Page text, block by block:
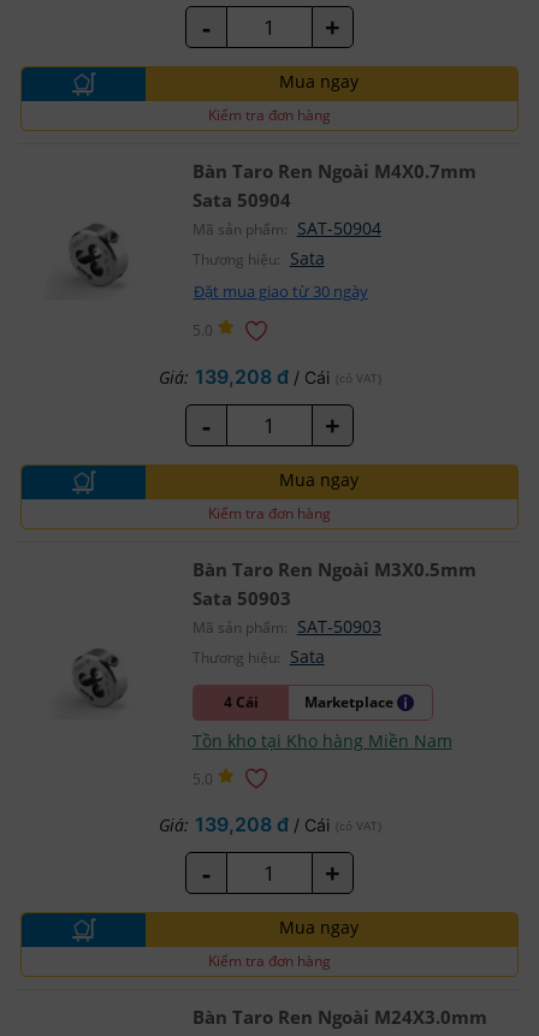
- +
Mua ngay
Kiểm tra đơn hàng
Bàn Taro Ren Ngoài M4X0.7mm
Sata 50904
Mã sản phẩm: SAT-50904
Thương hiệu: Sata
Đặt mua giao từ 30 ngày
5.0
Giá: 139,208 đ / Cái (có VAT)
- +
Mua ngay
Kiểm tra đơn hàng
Bàn Taro Ren Ngoài M3X0.5mm
Sata 50903
Mã sản phẩm: SAT-50903
Thương hiệu: Sata
4 Cái Marketplace
Tồn kho tại Kho hàng Miền Nam
5.0
Giá: 139,208 đ / Cái (có VAT)
- +
Mua ngay
Kiểm tra đơn hàng
Bàn Taro Ren Ngoài M24X3.0mm